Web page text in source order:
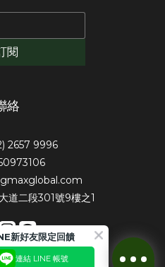
閱
絡
2657 9996
道二段301號9樓之1
新好友限定回饋
連結 LINE 帳號